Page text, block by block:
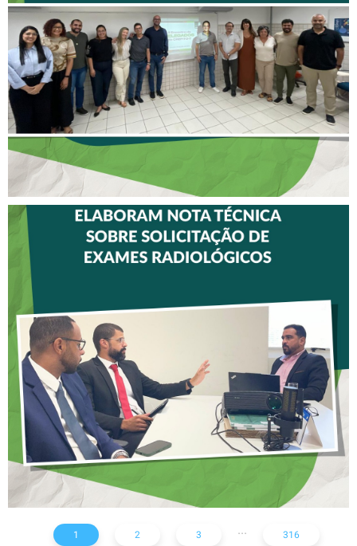
DELEGADOS REFORÇA
AÇÕES PARA TODO O
ESTADO
INICIAM ELABORAÇÃO DE
NOTA TÉCNICA SOBRE
SOLICITAÇÃO DE EXAMES
RADIOLÓGICOS
1 2 3 ... 316